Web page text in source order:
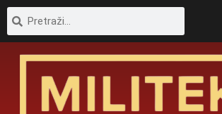
Pretraga